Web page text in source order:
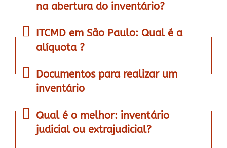
na abertura do inventário?
ITCMD em São Paulo: Qual é a
alíquota ?
Documentos para realizar um
inventário
Qual é o melhor: inventário
judicial ou extrajudicial?